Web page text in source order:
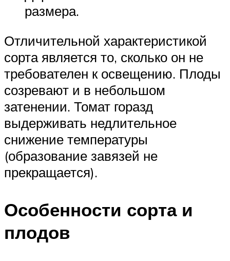
размера.
Отличительной характеристикой
сорта является то, сколько он не
требователен к освещению. Плоды
созревают и в небольшом
затенении. Томат горазд
выдерживать недлительное
снижение температуры
(образование завязей не
прекращается).
Особенности сорта и
плодов